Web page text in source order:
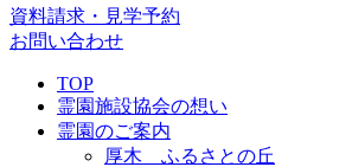
資料請求・見学予約
お問い合わせ
TOP
霊園施設協会の想い
霊園のご案内
厚木 ふるさとの丘